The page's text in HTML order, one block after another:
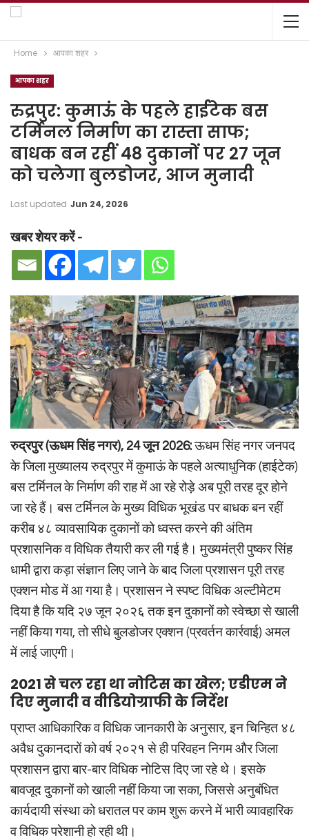
Home आपका शहर
आपका शहर
रुद्रपुर: कुमाऊं के पहले हाईटेक बस
टर्मिनल निर्माण का रास्ता साफ;
बाधक बन रहीं 48 दुकानों पर 27 जून
को चलेगा बुलडोजर, आज मुनादी
Last updated Jun 24, 2026
खबर शेयर करें -
रुद्रपुर (ऊधम सिंह नगर), 24 जून 2026:ऊधम सिंह नगर जनपद
के जिला मुख्यालय रुद्रपुर में कुमाऊं के पहले अत्याधुनिक (हाईटेक)
बस टर्मिनल के निर्माण की राह में आ रहे रोड़े अब पूरी तरह दूर होने
जा रहे हैं। बस टर्मिनल के मुख्य विधिक भूखंड पर बाधक बन रहीं
करीब ४८ व्यावसायिक दुकानों को ध्वस्त करने की अंतिम
प्रशासनिक व विधिक तैयारी कर ली गई है। मुख्यमंत्री पुष्कर सिंह
धामी द्वारा कड़ा संज्ञान लिए जाने के बाद जिला प्रशासन पूरी तरह
एक्शन मोड में आ गया है। प्रशासन ने स्पष्ट विधिक अल्टीमेटम
दिया है कि यदि २७ जून २०२६ तक इन दुकानों को स्वेच्छा से खाली
नहीं किया गया, तो सीधे बुलडोजर एक्शन (प्रवर्तन कार्रवाई) अमल
में लाई जाएगी।
2021 से चल रहा था नोटिस का खेल; एडीएम ने
दिए मुनादी व वीडियोग्राफी के निर्देश
प्राप्त आधिकारिक व विधिक जानकारी के अनुसार, इन चिन्हित ४८
अवैध दुकानदारों को वर्ष २०२१ से ही परिवहन निगम और जिला
प्रशासन द्वारा बार-बार विधिक नोटिस दिए जा रहे थे। इसके
बावजूद दुकानों को खाली नहीं किया जा सका, जिससे अनुबंधित
कार्यदायी संस्था को धरातल पर काम शुरू करने में भारी व्यावहारिक
व विधिक परेशानी हो रही थी।